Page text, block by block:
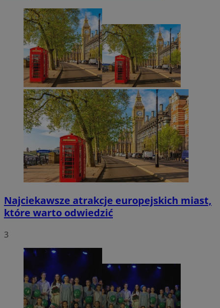
Najciekawsze atrakcje europejskich miast,
które warto odwiedzić
3